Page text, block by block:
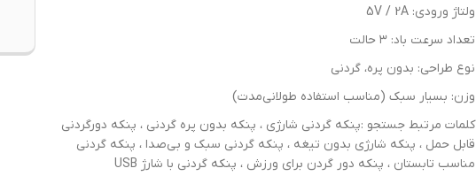
ولتاژ ورودی: 5V / 2A
تعداد سرعت باد: ۳ حالت
نوع طراحی: بدون پره، گردنی
وزن: بسیار سبک (مناسب استفاده طولانی‌مدت)
کلمات مرتبط جستجو :پنکه گردنی شارژی ، پنکه بدون پره گردنی ، پنکه دورگردنی
قابل حمل ، پنکه شارژی بدون تیغه ، پنکه گردنی سبک و بی‌صدا ، پنکه گردنی
مناسب تابستان ، پنکه دور گردن برای ورزش ، پنکه گردنی با شارژ USB